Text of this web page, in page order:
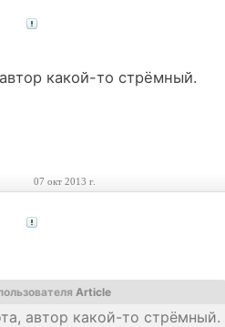
какой-то стрёмный.
07 окт 2013 г.
Article
автор какой-то стрёмный.